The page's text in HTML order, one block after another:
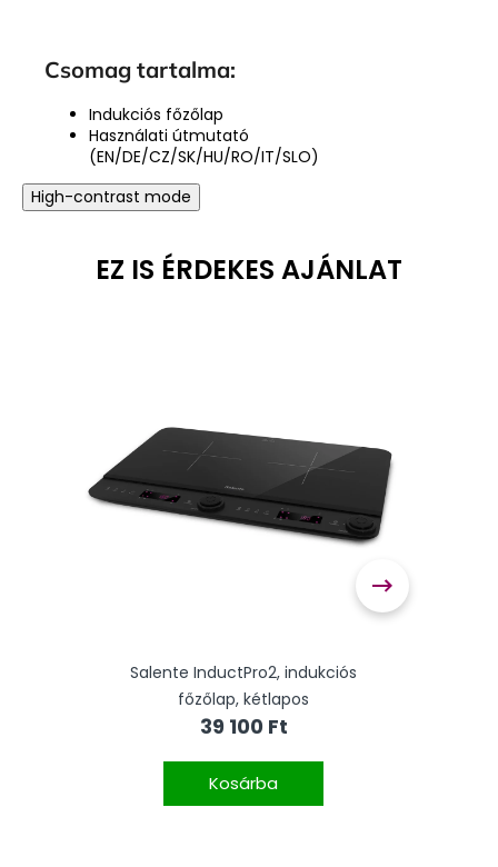
Csomag tartalma:
Indukciós főzőlap
Használati útmutató
(EN/DE/CZ/SK/HU/RO/IT/SLO)
High-contrast mode
Salente InductPro2, indukciós
főzőlap, kétlapos
39 100 Ft
Kosárba